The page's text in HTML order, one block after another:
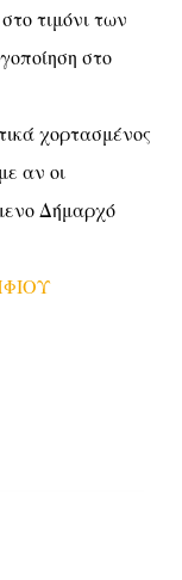
τιμόνι των
στο
χορτασμένος
αν οι
Δήμαρχό